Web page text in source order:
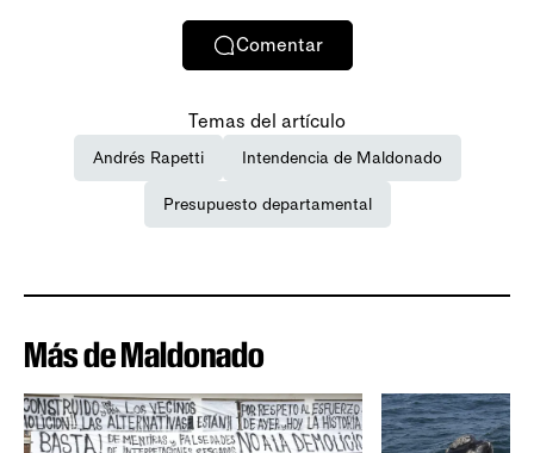
Comentar
Temas del artículo
Andrés Rapetti Intendencia de Maldonado
Presupuesto departamental
Más de Maldonado